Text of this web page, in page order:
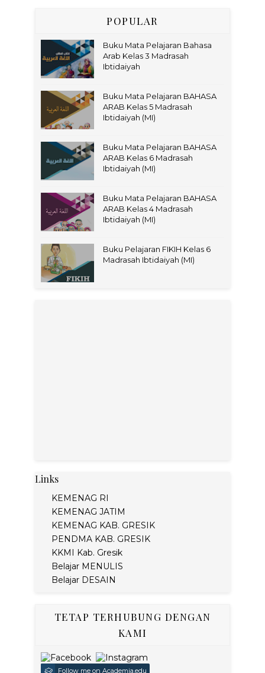
POPULAR
Buku Mata Pelajaran Bahasa
Arab Kelas 3 Madrasah
Ibtidaiyah
Buku Mata Pelajaran BAHASA
ARAB Kelas 5 Madrasah
Ibtidaiyah (MI)
Buku Mata Pelajaran BAHASA
ARAB Kelas 6 Madrasah
Ibtidaiyah (MI)
Buku Mata Pelajaran BAHASA
ARAB Kelas 4 Madrasah
Ibtidaiyah (MI)
Buku Pelajaran FIKIH Kelas 6
Madrasah Ibtidaiyah (MI)
Links
KEMENAG RI
KEMENAG JATIM
KEMENAG KAB. GRESIK
PENDMA KAB. GRESIK
KKMI Kab. Gresik
Belajar MENULIS
Belajar DESAIN
TETAP TERHUBUNG DENGAN
KAMI
Follow me on Academia.edu